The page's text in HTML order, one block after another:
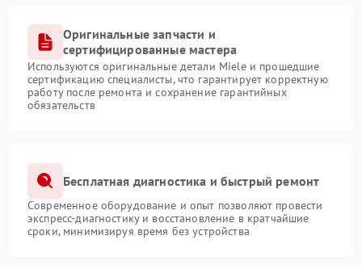
Оригинальные запчасти и
сертифицированные мастера
Используются оригинальные детали Miele и прошедшие
сертификацию специалисты, что гарантирует корректную
работу после ремонта и сохранение гарантийных
обязательств
Бесплатная диагностика и быстрый ремонт
Современное оборудование и опыт позволяют провести
экспресс-диагностику и восстановление в кратчайшие
сроки, минимизируя время без устройства